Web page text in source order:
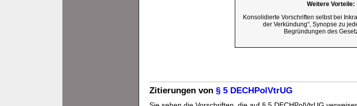
Weitere Vorteile:
Konsolidierte Vorschriften selbst bei
der Verkündung", Synopse zu
Begründungen des
Zitierungen von § 5 DECHPolVtrUG